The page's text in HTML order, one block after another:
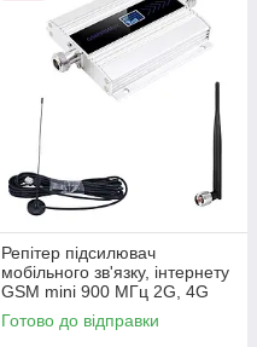
Репітер підсилювач
мобільного зв'язку, інтернету
GSM mini 900 МГц 2G, 4G
LTE (всеспрямовані антени)
Готово до відправки